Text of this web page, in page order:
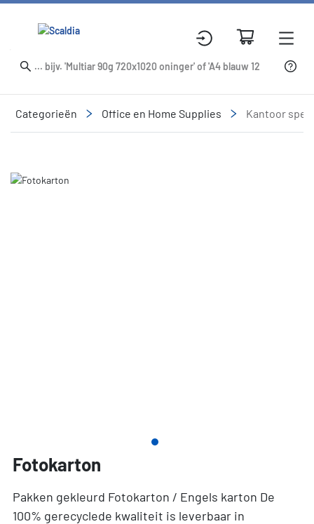
Categorieën Office en Home Supplies Kantoor
Slide 1 of 1
Fotokarton
Pakken gekleurd Fotokarton / Engels karton De
100% gerecyclede kwaliteit is leverbaar in